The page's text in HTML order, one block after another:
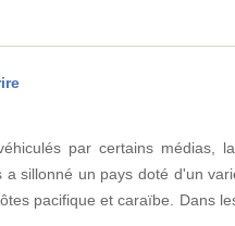
par certains médias,
sillonné un pays doté d'un
pacifique et caraïbe. Dans